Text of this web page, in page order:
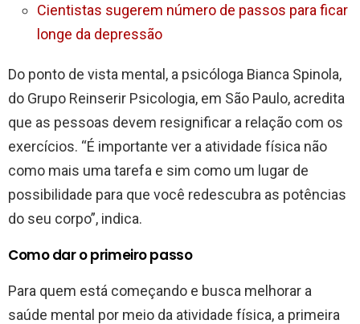
Cientistas sugerem número de passos para ficar
longe da depressão
Do ponto de vista mental, a psicóloga Bianca Spinola,
do Grupo Reinserir Psicologia, em São Paulo, acredita
que as pessoas devem resignificar a relação com os
exercícios. “É importante ver a atividade física não
como mais uma tarefa e sim como um lugar de
possibilidade para que você redescubra as potências
do seu corpo”, indica.
Como dar o primeiro passo
Para quem está começando e busca melhorar a
saúde mental por meio da atividade física, a primeira